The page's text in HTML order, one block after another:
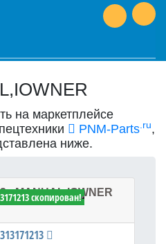
на маркетплейсе
PNM-Parts.ru,
ниже.
- MANUAL,IOWNER
скопирован!